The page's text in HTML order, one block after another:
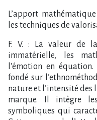
L’apport
les techniques de
F. V. : La valeur de
immatérielle, les
l’émotion en
fondé sur
nature et l’intensité des
marque. Il intègre
symboliques qui